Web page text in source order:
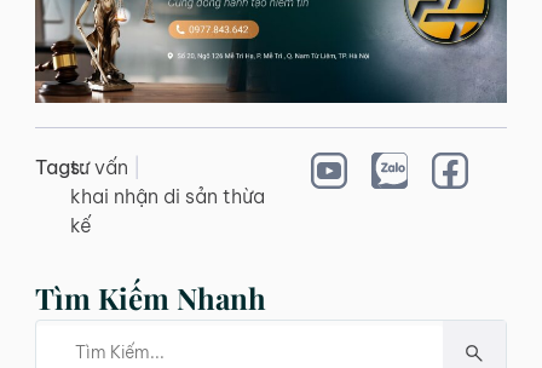
Tags:tư vấn
khai nhận di sản thừa
kế
Tìm Kiếm Nhanh